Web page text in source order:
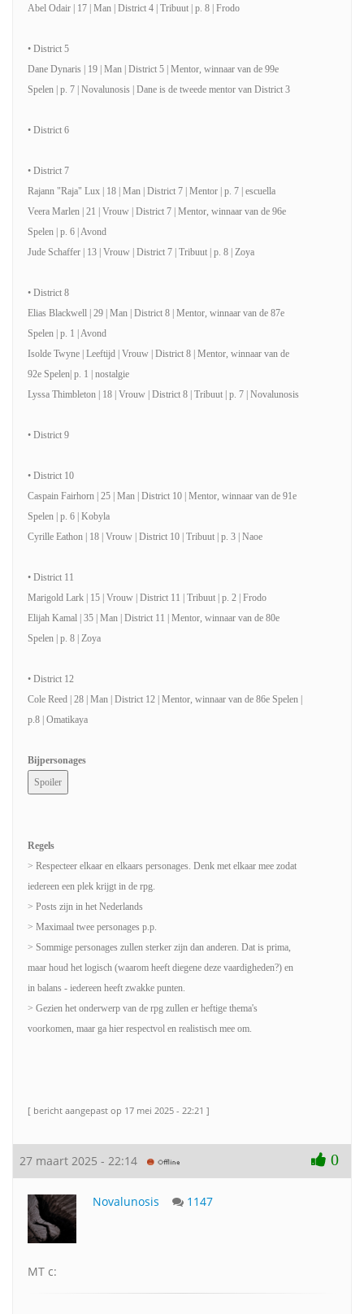
Abel Odair | 17 | Man | District 4 | Tribuut | p. 8 | Frodo
• District 5
Dane Dynaris | 19 | Man | District 5 | Mentor, winnaar van de 99e
Spelen | p. 7 | Novalunosis | Dane is de tweede mentor van District 3
• District 6
• District 7
Rajann "Raja" Lux | 18 | Man | District 7 | Mentor | p. 7 | escuella
Veera Marlen | 21 | Vrouw | District 7 | Mentor, winnaar van de 96e
Spelen | p. 6 | Avond
Jude Schaffer | 13 | Vrouw | District 7 | Tribuut | p. 8 | Zoya
• District 8
Elias Blackwell | 29 | Man | District 8 | Mentor, winnaar van de 87e
Spelen | p. 1 | Avond
Isolde Twyne | Leeftijd | Vrouw | District 8 | Mentor, winnaar van de
92e Spelen| p. 1 | nostalgie
Lyssa Thimbleton | 18 | Vrouw | District 8 | Tribuut | p. 7 | Novalunosis
• District 9
• District 10
Caspain Fairhorn | 25 | Man | District 10 | Mentor, winnaar van de 91e
Spelen | p. 6 | Kobyla
Cyrille Eathon | 18 | Vrouw | District 10 | Tribuut | p. 3 | Naoe
• District 11
Marigold Lark | 15 | Vrouw | District 11 | Tribuut | p. 2 | Frodo
Elijah Kamal | 35 | Man | District 11 | Mentor, winnaar van de 80e
Spelen | p. 8 | Zoya
• District 12
Cole Reed | 28 | Man | District 12 | Mentor, winnaar van de 86e Spelen |
p.8 | Omatikaya
Bijpersonages
Regels
> Respecteer elkaar en elkaars personages. Denk met elkaar mee zodat
iedereen een plek krijgt in de rpg.
> Posts zijn in het Nederlands
> Maximaal twee personages p.p.
> Sommige personages zullen sterker zijn dan anderen. Dat is prima,
maar houd het logisch (waarom heeft diegene deze vaardigheden?) en
in balans - iedereen heeft zwakke punten.
> Gezien het onderwerp van de rpg zullen er heftige thema's
voorkomen, maar ga hier respectvol en realistisch mee om.
[ bericht aangepast op 17 mei 2025 - 22:21 ]
27 maart 2025 - 22:14 0
Novalunosis 1147
MT c: